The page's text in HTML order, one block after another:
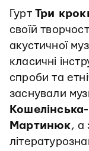
Гурт Три
своїй
акустичної
класичні
спроби та
заснували
Мартинюк, а